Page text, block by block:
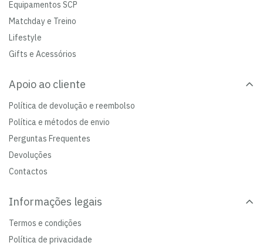
Equipamentos SCP
Matchday e Treino
Lifestyle
Gifts e Acessórios
Apoio ao cliente
Política de devolução e reembolso
Política e métodos de envio
Perguntas Frequentes
Devoluções
Contactos
Informações legais
Termos e condições
Política de privacidade